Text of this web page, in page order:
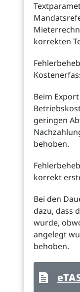
korrekten
Beim
geringen
behoben.
korrekt
Bei den
dazu, dass
wurde,
angelegt
behoben.